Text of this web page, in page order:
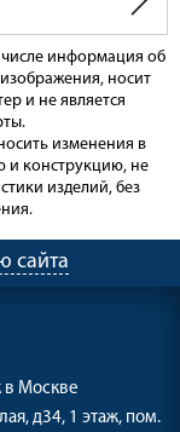
информация об
носит
и не является
изменения в
и конструкцию, не
изделий, без
сайта
в Москве
д34, 1 этаж, пом.